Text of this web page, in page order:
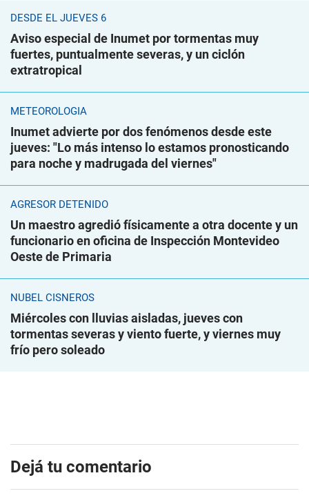
DESDE EL JUEVES 6
Aviso especial de Inumet por tormentas muy
fuertes, puntualmente severas, y un ciclón
extratropical
METEOROLOGÍA
Inumet advierte por dos fenómenos desde este
jueves: "Lo más intenso lo estamos pronosticando
para noche y madrugada del viernes"
AGRESOR DETENIDO
Un maestro agredió físicamente a otra docente y un
funcionario en oficina de Inspección Montevideo
Oeste de Primaria
NUBEL CISNEROS
Miércoles con lluvias aisladas, jueves con
tormentas severas y viento fuerte, y viernes muy
frío pero soleado
Dejá tu comentario